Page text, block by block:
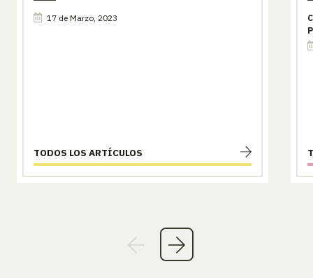
17 de Marzo, 2023
TODOS LOS ARTÍCULOS